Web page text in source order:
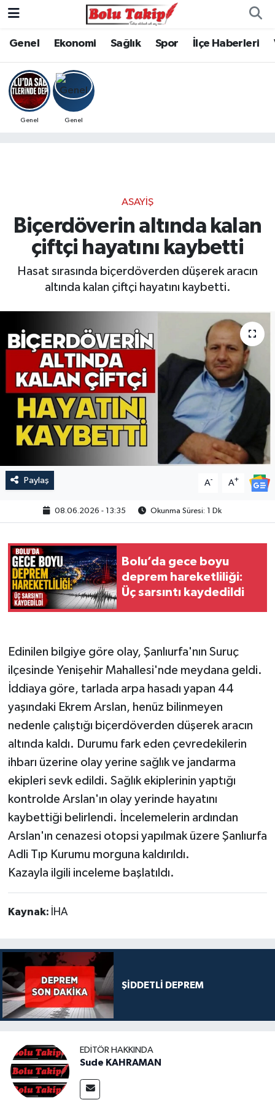
Genel Ekonomi Sağlık Spor İlçe Haberleri
Genel Genel
ASAYIŞ
Biçerdöverin altında kalan
çiftçi hayatını kaybetti
Hasat sırasında biçerdöverden düşerek aracın
altında kalan çiftçi hayatını kaybetti.
Paylaş A- A+
08.06.2026 - 13:35 Okunma Süresi: 1 Dk
Bolu’da gece boyu
deprem hareketliliği:
Üç sarsıntı kaydedildi
Edinilen bilgiye göre olay, Şanlıurfa'nın Suruç
ilçesinde Yenişehir Mahallesi'nde meydana geldi.
İddiaya göre, tarlada arpa hasadı yapan 44
yaşındaki Ekrem Arslan, henüz bilinmeyen
nedenle çalıştığı biçerdöverden düşerek aracın
altında kaldı. Durumu fark eden çevredekilerin
ihbarı üzerine olay yerine sağlık ve jandarma
ekipleri sevk edildi. Sağlık ekiplerinin yaptığı
kontrolde Arslan'ın olay yerinde hayatını
kaybettiği belirlendi. İncelemelerin ardından
Arslan'ın cenazesi otopsi yapılmak üzere Şanlıurfa
Adli Tıp Kurumu morguna kaldırıldı.
Kazayla ilgili inceleme başlatıldı.
Kaynak: İHA
ŞİDDETLİ DEPREM
EDITÖR HAKKINDA
Sude KAHRAMAN